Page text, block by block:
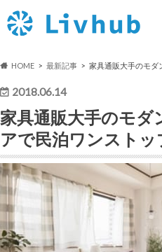
HOME 最新記事 家具通販大手のモダ
2018.06.14
家具通販大手のモダ
アで民泊ワンスト